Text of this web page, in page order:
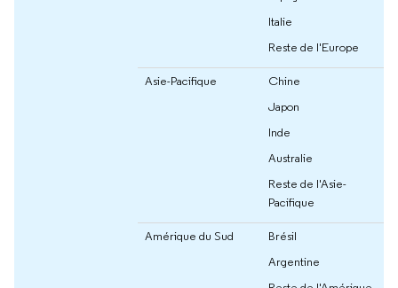
Italie
Reste de l'Europe
Asie-Pacifique
Chine
Japon
Inde
Australie
Reste de l'Asie-
Pacifique
Amérique du Sud
Brésil
Argentine